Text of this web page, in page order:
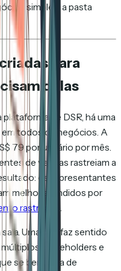
simples, a pasta
para
delas
de DSR, há uma
em todos os negócios. A
79 por usuário por mês.
de vendas rastreiam a
os representantes
melhor atendidos por
rastreado
Uma sala faz sentido
stakeholders e
se beneficia de